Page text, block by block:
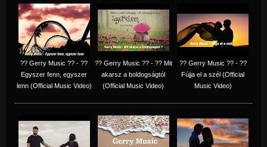
?? Gerry Music ?? - ??
Egyszer fenn, egyszer
lenn (Official Music Video)
?? Gerry Music ?? - ?? Mit
akarsz a boldogságtól
(Official Music Video)
?? Gerry Music ?? - ??
Fújja el a szél (Official
Music Video)